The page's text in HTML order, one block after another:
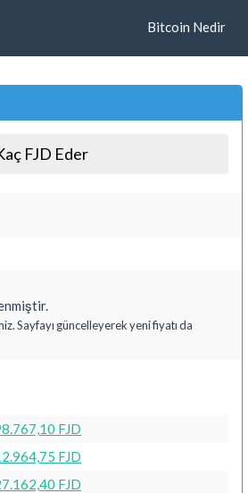
Bitcoin Nedir
FJD Eder
Sayfayı güncelleyerek yeni fiyatı da
FJD
FJD
FJD